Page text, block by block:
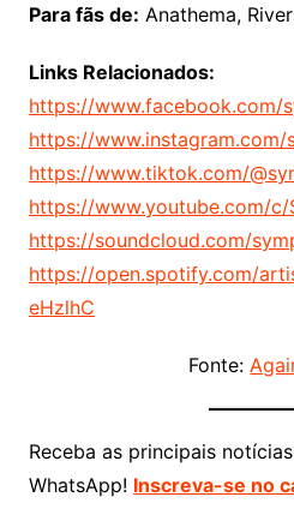
Para fãs de: Anathema,
Links Relacionados:
https://www.facebook.com/
https://www.instagram.com/
https://www.tiktok.com/
https://www.youtube.com/c/
https://soundcloud.com/
https://open.spotify.com/
eHzlhC
Fonte:
Receba as principais
WhatsApp! Inscreva-se no